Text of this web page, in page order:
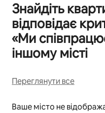
Знайдіть
відповідає
«Ми
іншому місті
Переглянути все
Ваше місто не